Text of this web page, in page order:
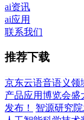
ai资讯
ai应用
联系我们
推荐下载
京东云语音语义领
产品应用博览会盛
发布！
智源研究